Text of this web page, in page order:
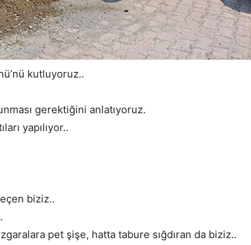
kutluyoruz..
gerektiğini anlatıyoruz.
yapılıyor..
biziz..
pet şişe, hatta tabure sığdıran da biziz..